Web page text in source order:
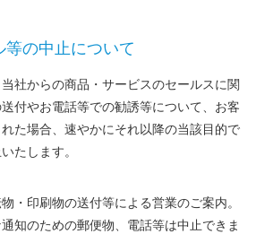
の中止について
社からの商品・サービスのセールスに関
付やお電話等での勧誘等について、お客
た場合、速やかにそれ以降の当該目的で
たします。
・印刷物の送付等による営業のご案内。
知のための郵便物、電話等は中止できま